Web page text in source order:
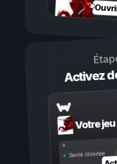
Activez
Votre jeu
Santé illimitée